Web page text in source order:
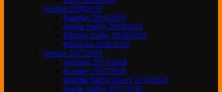
Sezóna 2018/2019
Kadetky 2018/2019
Staršie žiačky 2018/2019
Mladšie žiačky 2018/2019
Prípravka 2018/2019
Sezóna 2017/2018
Juniorky 2017/2018
Kadetky 2017/2018
Mladšie žiačky 4kový 2017/2018
Staršie žiačky 2017/2018